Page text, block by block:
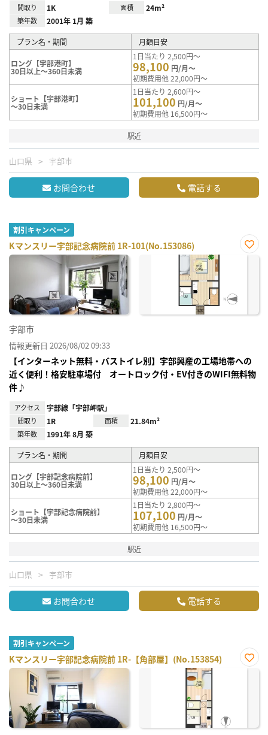
間取り 1K 面積 24m²
築年数 2001年 1月 築
プラン名・期間 月額目安
ロング【宇部港町】
30日以上～360日未満
1日当たり 2,500円～
98,100 円/月～
初期費用他 22,000円～
ショート【宇部港町】
～30日未満
1日当たり 2,600円～
101,100 円/月～
初期費用他 16,500円～
駅近
山口県 宇部市
お問合わせ 電話する
割引キャンペーン
Kマンスリー宇部記念病院前 1R-101(No.153086)
お気
宇部市
情報更新日 2026/08/02 09:33
【インターネット無料・バストイレ別】宇部興産の工場地帯への
近く便利！格安駐車場付 オートロック付・EV付きのWIFI無料物
件♪
アクセス 宇部線「宇部岬駅」
間取り 1R 面積 21.84m²
築年数 1991年 8月 築
プラン名・期間 月額目安
ロング【宇部記念病院前】
30日以上～360日未満
1日当たり 2,500円～
98,100 円/月～
初期費用他 22,000円～
ショート【宇部記念病院前】
～30日未満
1日当たり 2,800円～
107,100 円/月～
初期費用他 16,500円～
駅近
山口県 宇部市
お問合わせ 電話する
割引キャンペーン
Kマンスリー宇部記念病院前 1R-【角部屋】(No.153854)
お気